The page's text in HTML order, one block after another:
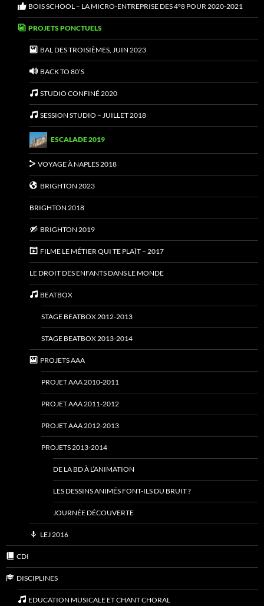
BOIS SCHOOL – LA MICRO-ENTREPRISE DES 4°8 POUR 2020-2021
PROJETS PONCTUELS
BAL DES TROISIÈMES, JUIN 2023
BACK TO 80’S
STUDIO CONFINÉ 2020
SESSION STUDIO – JUILLET 2018
ESCALADE 2019
VOYAGE À NAPLES 2018
BRIGHTON 2023
BRIGHTON 2018
BRIGHTON 2019
FILME LE MÉTIER QUI TE PLAÎT – 2017
LE DROIT DES ENFANTS DANS LE MONDE
BEATBOX
STAGE BEATBOX 2012-2013
STAGE BEATBOX 2013-2014
PROJETS AAA
PROJET AAA 2010-2011
PROJET AAA 2011-2012
PROJET AAA 2012-2013
PROJETS 2013-2014
DE LA BD À L’ANIMATION
LES DESSINS ANIMÉS FONT-ILS DU BRUIT ?
JOURNÉE DÉCOUVERTE
LEJ 2016
CDI
DISCIPLINES
EDUCATION MUSICALE ET CHANT CHORAL